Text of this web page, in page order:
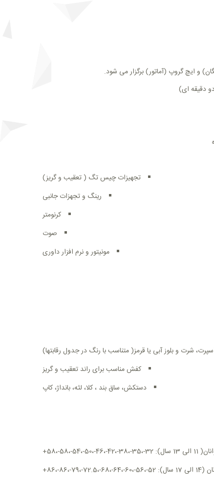
و ایچ گروپ (آماتور) برگزار می شود.
دقیقه ای)
تجهیزات چیس تگ ( تعقیب و گریز)
رینگ و تجهزات جانبی
کرنومتر
صوت
مونیتور و نرم افزار داوری
شرت و بلوز آبی یا قرمز( متناسب با رنگ در جدول رقابتها)
کفش مناسب برای راند تعقیب و گریز
دستکش، ساق بند ، کلا، لثه، بانداژ، کاپ
،42-،46-،50-،54-،58-،58+
،68-،72.5-،79-،86-،86+